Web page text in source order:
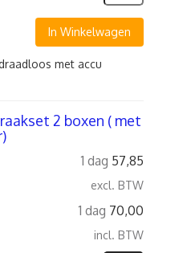
In Winkelwagen
met accu
2 boxen ( met
1 dag 57,85
excl. BTW
1 dag 70,00
incl. BTW